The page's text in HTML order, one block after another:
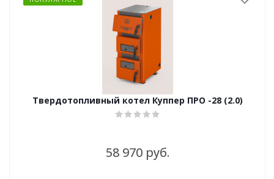
Твердотопливный котел Куппер ПРО -28 (2.0)
58 970 руб.